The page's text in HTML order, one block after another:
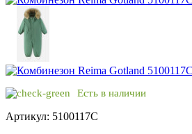
Есть в наличии
Артикул: 5100117C